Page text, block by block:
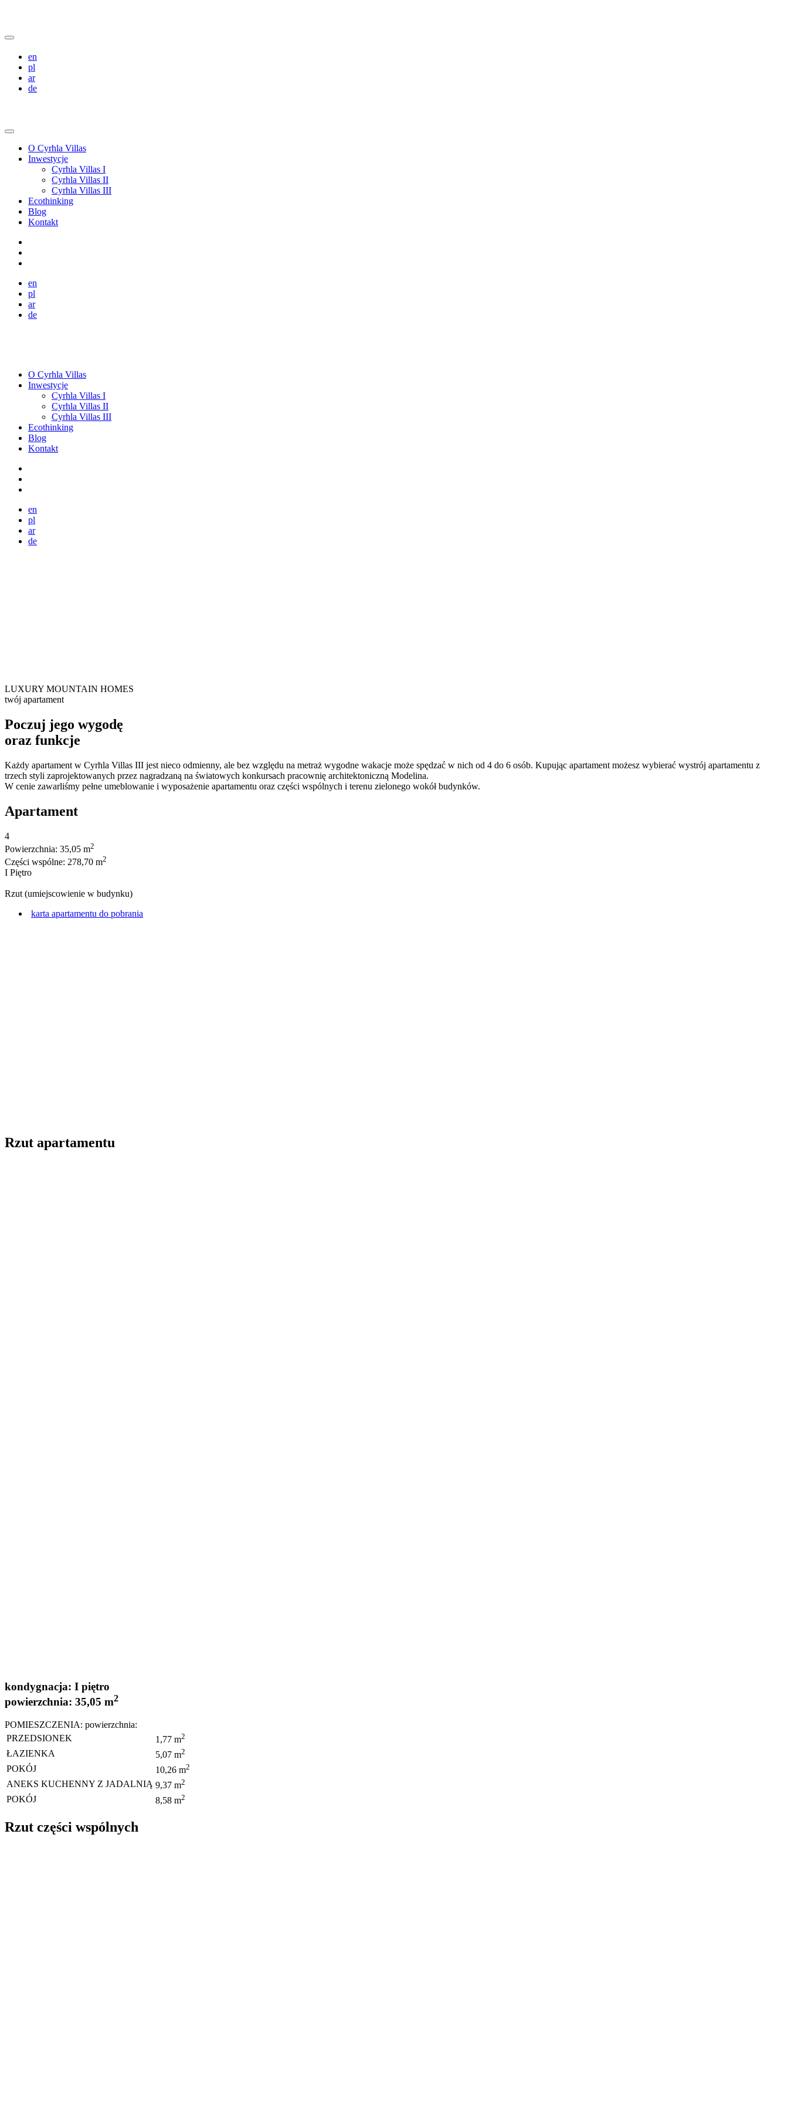
en
pl
ar
de
O Cyrhla Villas
Inwestycje
Cyrhla Villas I
Cyrhla Villas II
Cyrhla Villas III
Ecothinking
Blog
Kontakt
en
pl
ar
de
O Cyrhla Villas
Inwestycje
Cyrhla Villas I
Cyrhla Villas II
Cyrhla Villas III
Ecothinking
Blog
Kontakt
en
pl
ar
de
LUXURY MOUNTAIN HOMES
twój apartament
Poczuj jego wygodę
oraz funkcje
Każdy apartament w Cyrhla Villas III jest nieco odmienny, ale bez względu na metraż wygodne wakacje może spędzać w nich od 4 do 6 osób. Kupując apartament możesz wybierać wystrój apartamentu z
trzech styli zaprojektowanych przez nagradzaną na światowych konkursach pracownię architektoniczną Modelina.
W cenie zawarliśmy pełne umeblowanie i wyposażenie apartamentu oraz części wspólnych i terenu zielonego wokół budynków.
Apartament
4
Powierzchnia: 35,05 m2
Części wspólne: 278,70 m2
I Piętro
Rzut (umiejscowienie w budynku)
karta apartamentu do pobrania
Rzut apartamentu
kondygnacja: I piętro
powierzchnia: 35,05 m2
POMIESZCZENIA: powierzchnia:
PRZEDSIONEK
1,77 m2
ŁAZIENKA 5,07 m2
POKÓJ 10,26 m2
ANEKS KUCHENNY Z JADALNIĄ 9,37 m2
POKÓJ 8,58 m2
Rzut części wspólnych